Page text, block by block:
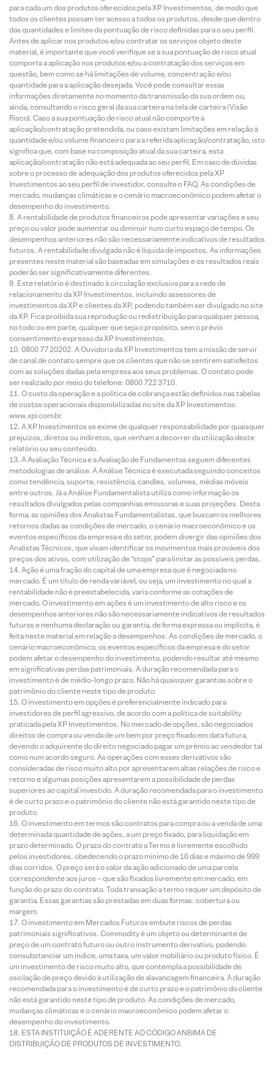
para cada um dos produtos oferecidos pela XP Investimentos, de modo que
todos os clientes possam ter acesso a todos os produtos, desde que dentro
das quantidades e limites da pontuação de risco definidas para o seu perfil.
Antes de aplicar nos produtos e/ou contratar os serviços objeto deste
material, é importante que você verifique se a sua pontuação de risco atual
comporta a aplicação nos produtos e/ou a contratação dos serviços em
questão, bem como se há limitações de volume, concentração e/ou
quantidade para a aplicação desejada. Você pode consultar essas
informações diretamente no momento da transmissão da sua ordem ou,
ainda, consultando o risco geral da sua carteira na tela de carteira (Visão
Risco). Caso a sua pontuação de risco atual não comporte a
aplicação/contratação pretendida, ou caso existam limitações em relação à
quantidade e/ou volume financeiro para a referida aplicação/contratação, isto
significa que, com base na composição atual da sua carteira, esta
aplicação/contratação não está adequada ao seu perfil. Em caso de dúvidas
sobre o processo de adequação dos produtos oferecidos pela XP
Investimentos ao seu perfil de investidor, consulte o FAQ. As condições de
mercado, mudanças climáticas e o cenário macroeconômico podem afetar o
desempenho do investimento.
A rentabilidade de produtos financeiros pode apresentar variações e seu
preço ou valor pode aumentar ou diminuir num curto espaço de tempo. Os
desempenhos anteriores não são necessariamente indicativos de resultados
futuros. A rentabilidade divulgada não é líquida de impostos. As informações
presentes neste material são baseadas em simulações e os resultados reais
poderão ser significativamente diferentes.
Este relatório é destinado à circulação exclusiva para a rede de
relacionamento da XP Investimentos, incluindo assessores de
investimentos da XP e clientes da XP, podendo também ser divulgado no site
da XP. Fica proibida sua reprodução ou redistribuição para qualquer pessoa,
no todo ou em parte, qualquer que seja o propósito, sem o prévio
consentimento expresso da XP Investimentos.
0800 77 20202. A Ouvidoria da XP Investimentos tem a missão de servir
de canal de contato sempre que os clientes que não se sentirem satisfeitos
com as soluções dadas pela empresa aos seus problemas. O contato pode
ser realizado por meio do telefone: 0800 722 3710.
O custo da operação e a política de cobrança estão definidos nas tabelas
de custos operacionais disponibilizadas no site da XP Investimentos:
www.xpi.com.br.
A XP Investimentos se exime de qualquer responsabilidade por quaisquer
prejuízos, diretos ou indiretos, que venham a decorrer da utilização deste
relatório ou seu conteúdo.
A Avaliação Técnica e a Avaliação de Fundamentos seguem diferentes
metodologias de análise. A Análise Técnica é executada seguindo conceitos
como tendência, suporte, resistência, candles, volumes, médias móveis
entre outros. Já a Análise Fundamentalista utiliza como informação os
resultados divulgados pelas companhias emissoras e suas projeções. Desta
forma, as opiniões dos Analistas Fundamentalistas, que buscam os melhores
retornos dadas as condições de mercado, o cenário macroeconômico e os
eventos específicos da empresa e do setor, podem divergir das opiniões dos
Analistas Técnicos, que visam identificar os movimentos mais prováveis dos
preços dos ativos, com utilização de “stops” para limitar as possíveis perdas.
Ação é uma fração do capital de uma empresa que é negociada no
mercado. É um título de renda variável, ou seja, um investimento no qual a
rentabilidade não é preestabelecida, varia conforme as cotações de
mercado. O investimento em ações é um investimento de alto risco e os
desempenhos anteriores não são necessariamente indicativos de resultados
futuros e nenhuma declaração ou garantia, de forma expressa ou implícita, é
feita neste material em relação a desempenhos. As condições de mercado, o
cenário macroeconômico, os eventos específicos da empresa e do setor
podem afetar o desempenho do investimento, podendo resultar até mesmo
em significativas perdas patrimoniais. A duração recomendada para o
investimento é de médio-longo prazo. Não há quaisquer garantias sobre o
patrimônio do cliente neste tipo de produto.
O investimento em opções é preferencialmente indicado para
investidores de perfil agressivo, de acordo com a política de suitability
praticada pela XP Investimentos. No mercado de opções, são negociados
direitos de compra ou venda de um bem por preço fixado em data futura,
devendo o adquirente do direito negociado pagar um prêmio ao vendedor tal
como num acordo seguro. As operações com esses derivativos são
consideradas de risco muito alto por apresentarem altas relações de risco e
retorno e algumas posições apresentarem a possibilidade de perdas
superiores ao capital investido. A duração recomendada para o investimento
é de curto prazo e o patrimônio do cliente não está garantido neste tipo de
produto.
O investimento em termos são contratos para compra ou a venda de uma
determinada quantidade de ações, a um preço fixado, para liquidação em
prazo determinado. O prazo do contrato a Termo é livremente escolhido
pelos investidores, obedecendo o prazo mínimo de 16 dias e máximo de 999
dias corridos. O preço será o valor da ação adicionado de uma parcela
correspondente aos juros – que são fixados livremente em mercado, em
função do prazo do contrato. Toda transação a termo requer um depósito de
garantia. Essas garantias são prestadas em duas formas: cobertura ou
margem.
O investimento em Mercados Futuros embute riscos de perdas
patrimoniais significativos. Commodity é um objeto ou determinante de
preço de um contrato futuro ou outro instrumento derivativo, podendo
consubstanciar um índice, uma taxa, um valor mobiliário ou produto físico. É
um investimento de risco muito alto, que contempla a possibilidade de
oscilação de preço devido à utilização de alavancagem financeira. A duração
recomendada para o investimento é de curto prazo e o patrimônio do cliente
não está garantido neste tipo de produto. As condições de mercado,
mudanças climáticas e o cenário macroeconômico podem afetar o
desempenho do investimento.
ESTA INSTITUIÇÃO É ADERENTE AO CÓDIGO ANBIMA DE
DISTRIBUIÇÃO DE PRODUTOS DE INVESTIMENTO.